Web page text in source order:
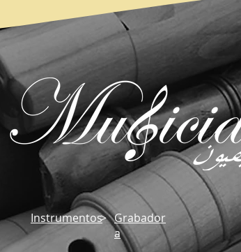
>
Instrumentos
Grabador
a